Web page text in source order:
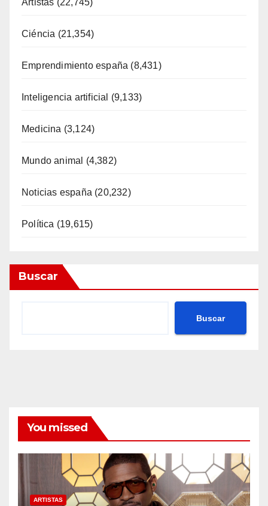
Artistas (22,745)
Ciéncia (21,354)
Emprendimiento españa (8,431)
Inteligencia artificial (9,133)
Medicina (3,124)
Mundo animal (4,382)
Noticias españa (20,232)
Política (19,615)
Buscar
Buscar
You missed
ARTISTAS